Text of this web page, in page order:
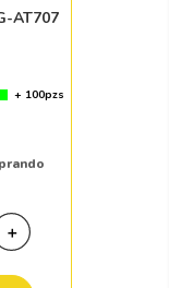
AT707
+ 100pzs
＋